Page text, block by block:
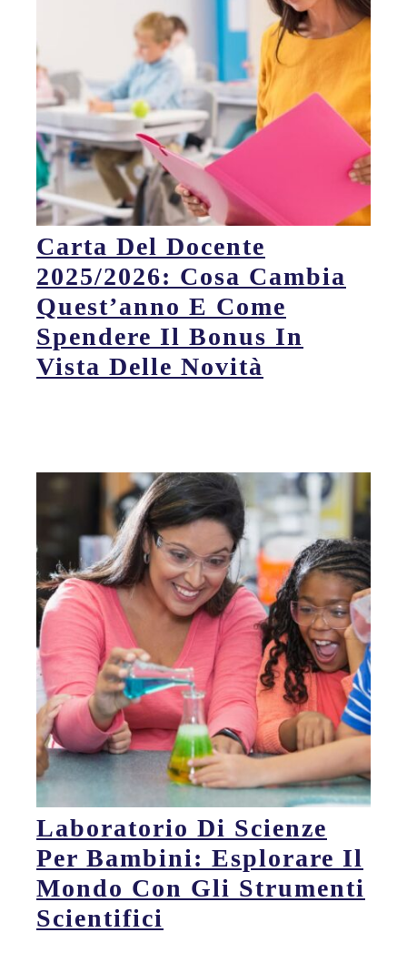
Carta Del Docente
2025/2026: Cosa Cambia
Quest’anno E Come
Spendere Il Bonus In
Vista Delle Novità
Laboratorio Di Scienze
Per Bambini: Esplorare Il
Mondo Con Gli Strumenti
Scientifici